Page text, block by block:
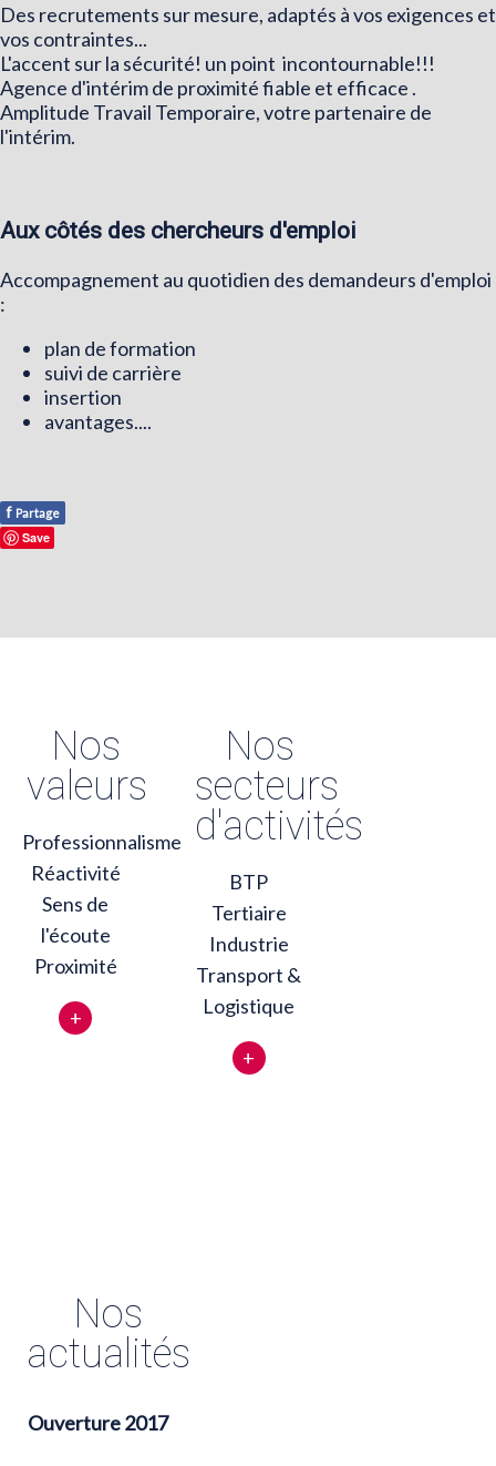
Des recrutements sur mesure, adaptés à vos exigences et
vos contraintes...
L'accent sur la sécurité! un point incontournable!!!
Agence d'intérim de proximité fiable et efficace .
Amplitude Travail Temporaire, votre partenaire de
l'intérim.
Aux côtés des chercheurs d'emploi
Accompagnement au quotidien des demandeurs d'emploi
:
plan de formation
suivi de carrière
insertion
avantages....
f Partage
Save
Nos
valeurs
Professionnalisme
Réactivité
Sens de
l'écoute
Proximité
+
Nos
secteurs
d'activités
BTP
Tertiaire
Industrie
Transport &
Logistique
+
Nos
actualités
Ouverture 2017